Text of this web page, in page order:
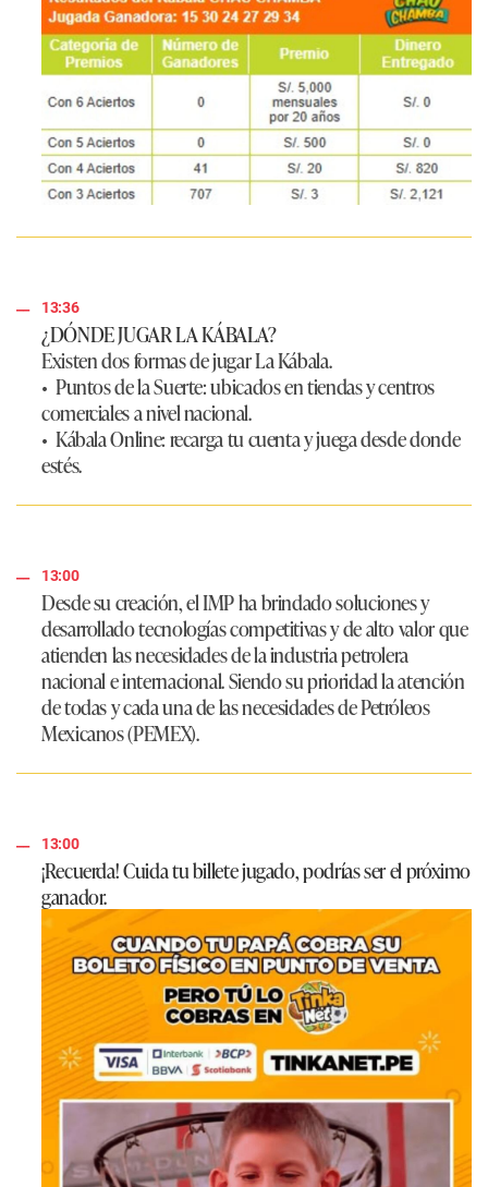
13:36
¿DÓNDE JUGAR LA KÁBALA?
Existen dos formas de jugar La Kábala.
• Puntos de la Suerte: ubicados en tiendas y centros
comerciales a nivel nacional.
• Kábala Online: recarga tu cuenta y juega desde donde
estés.
13:00
Desde su creación, el IMP ha brindado soluciones y
desarrollado tecnologías competitivas y de alto valor que
atienden las necesidades de la industria petrolera
nacional e internacional. Siendo su prioridad la atención
de todas y cada una de las necesidades de Petróleos
Mexicanos (PEMEX).
13:00
¡Recuerda! Cuida tu billete jugado, podrías ser el próximo
ganador.